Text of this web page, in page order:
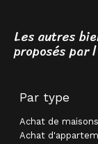
Les autres
proposés par
Par type
Achat de
Achat